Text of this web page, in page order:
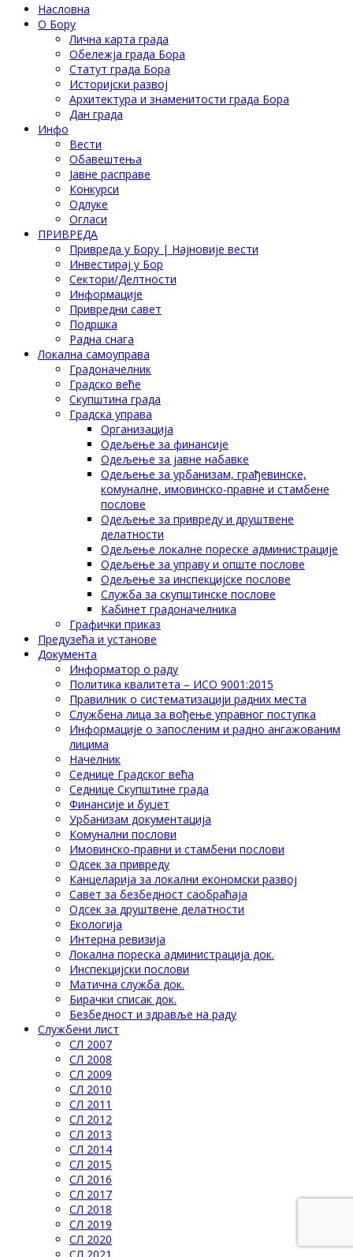
Насловна
О Бору
Лична карта града
Обележја града Бора
Статут града Бора
Историјски развој
Архитектура и знаменитости града Бора
Дан града
Инфо
Вести
Обавештења
Јавне расправе
Конкурси
Одлуке
Огласи
ПРИВРЕДА
Привреда у Бору | Најновије вести
Инвестирај у Бор
Сектори/Делтности
Информације
Привредни савет
Подршка
Радна снага
Локална самоуправа
Градоначелник
Градско веће
Скупштина града
Градска управа
Организација
Одељење за финансије
Одељење за јавне набавке
Одељење за урбанизам, грађевинске,
комуналне, имовинско-правне и стамбене
послове
Одељење за привреду и друштвене
делатности
Одељење локалне пореске администрације
Одељење за управу и опште послове
Одељење за инспекцијске послове
Служба за скупштинске послове
Кабинет градоначелника
Графички приказ
Предузећа и установе
Документа
Информатор о раду
Политика квалитета – ИСО 9001:2015
Правилник о систематизацији радних места
Службена лица за вођење управног поступка
Информације о запосленим и радно ангажованим
лицима
Начелник
Седнице Градског већа
Седнице Скупштине града
Финансије и буџет
Урбанизам документација
Комунални послови
Имовинско-правни и стамбени послови
Одсек за привреду
Канцеларија за локални економски развој
Савет за безбедност саобраћаја
Одсек за друштвене делатности
Eкологија
Интерна ревизија
Локална пореска администрација док.
Инспекцијски послови
Матична служба док.
Бирачки списак док.
Безбедност и здравље на раду
Службени лист
СЛ 2007
СЛ 2008
СЛ 2009
СЛ 2010
СЛ 2011
СЛ 2012
СЛ 2013
СЛ 2014
СЛ 2015
СЛ 2016
СЛ 2017
СЛ 2018
СЛ 2019
СЛ 2020